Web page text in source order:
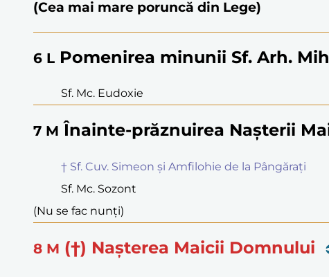
(Cea mai mare poruncă din Lege)
6 L Pomenirea minunii Sf. Arh.
Sf. Mc. Eudoxie
7 M Înainte-prăznuirea Nașterii
† Sf. Cuv. Simeon și Amfilohie de la Pângărați
Sf. Mc. Sozont
(Nu se fac nunți)
8 M (†) Nașterea Maicii Domnului